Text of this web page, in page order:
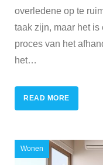
overledene op te
taak zijn, maar het
proces van het
het…
READ MORE
Wonen